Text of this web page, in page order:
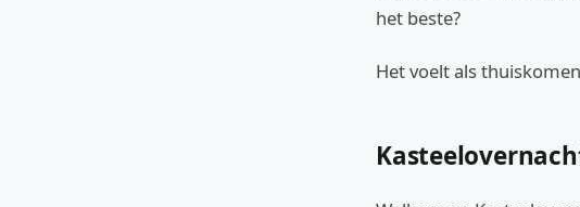
het beste?
Het voelt als